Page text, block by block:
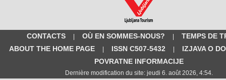
CONTACTS | OÙ EN SOMMES-NOUS? |
TEMPS DE
ABOUT THE HOME PAGE
| ISSN C507-5432 |
IZJAVA O
POVRATNE INFORMACIJE
Dernière modification du site: jeudi 6. août 2026, 4:54.